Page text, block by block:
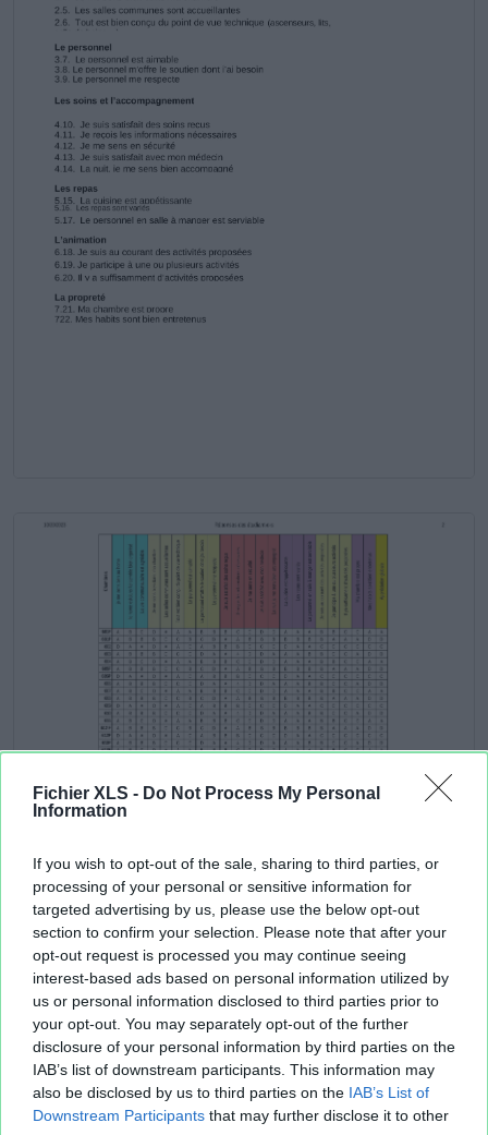
Fichier XLS - Do Not Process My Personal
Information
If you wish to opt-out of the sale, sharing to third parties, or
processing of your personal or sensitive information for
targeted advertising by us, please use the below opt-out
section to confirm your selection. Please note that after your
opt-out request is processed you may continue seeing
interest-based ads based on personal information utilized by
us or personal information disclosed to third parties prior to
your opt-out. You may separately opt-out of the further
disclosure of your personal information by third parties on the
IAB’s list of downstream participants. This information may
also be disclosed by us to third parties on the IAB’s List of
Downstream Participants that may further disclose it to other
Aperçu texte